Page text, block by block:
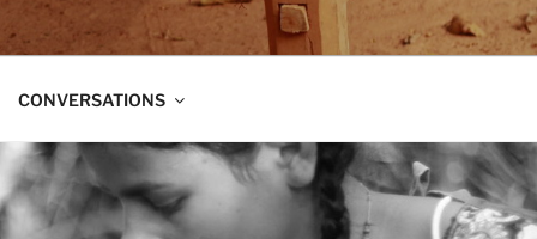
dans trois directions à la fois :
CONVERSATIONS